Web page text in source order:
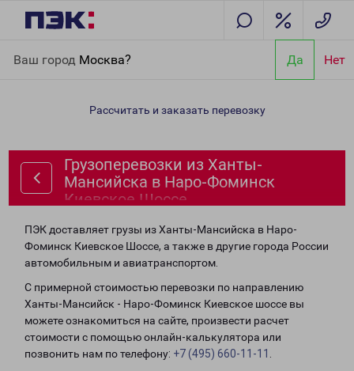
Ваш город Москва? Да Нет
Наро-Фоминск Киевское Шоссе
Рассчитать и заказать перевозку
Грузоперевозки из Ханты-
Мансийска в Наро-Фоминск
Киевское Шоссе
ПЭК доставляет грузы из Ханты-Мансийска в Наро-
Фоминск Киевское Шоссе, а также в другие города России
автомобильным и авиатранспортом.
С примерной стоимостью перевозки по направлению
Ханты-Мансийск - Наро-Фоминск Киевское шоссе вы
можете ознакомиться на сайте, произвести расчет
стоимости с помощью онлайн-калькулятора или
позвонить нам по телефону: +7 (495) 660-11-11